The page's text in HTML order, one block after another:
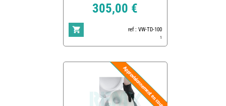
305,00 €
ref : VW-TD-100
1